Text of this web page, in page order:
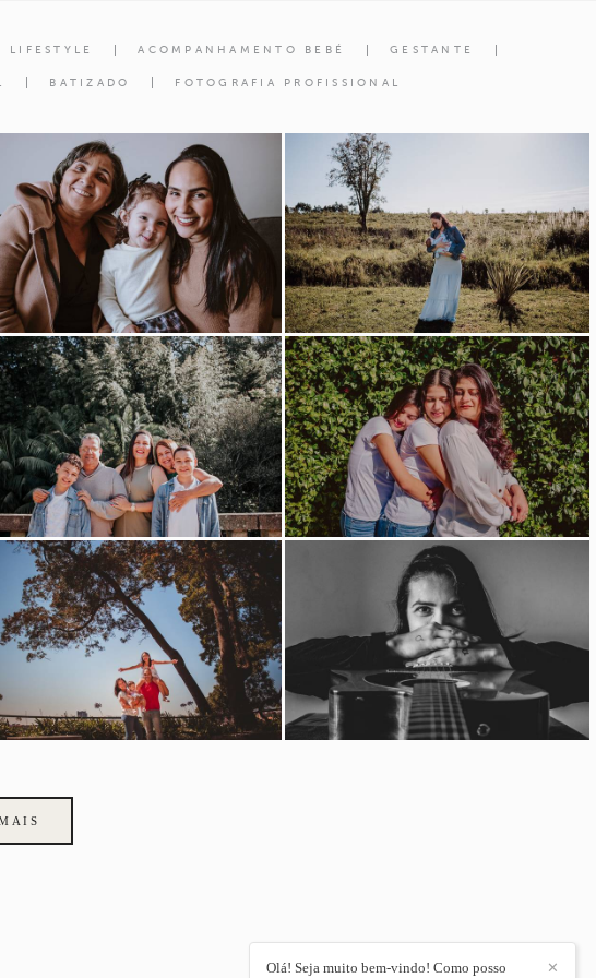
LIFESTYLE ACOMPANHAMENTO BEBÉ GESTANTE
BATIZADO FOTOGRAFIA PROFISSIONAL
✕
Olá! Seja muito bem-vindo! Como posso